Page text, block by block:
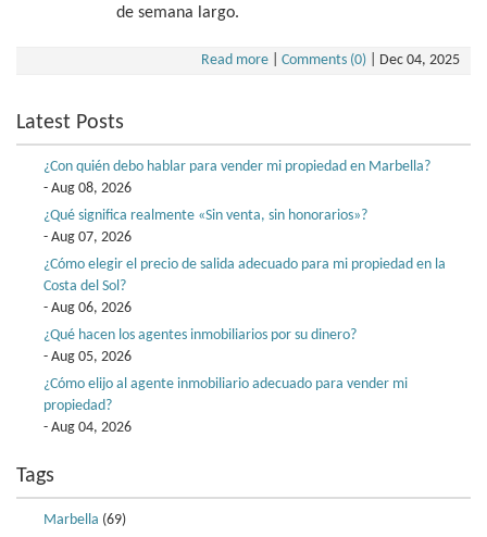
de semana largo.
Read more Comments (0) Dec 04, 2025
Latest Posts
¿Con quién debo hablar para vender mi propiedad en Marbella?
- Aug 08, 2026
¿Qué significa realmente «Sin venta, sin honorarios»?
- Aug 07, 2026
¿Cómo elegir el precio de salida adecuado para mi propiedad en la
Costa del Sol?
- Aug 06, 2026
¿Qué hacen los agentes inmobiliarios por su dinero?
- Aug 05, 2026
¿Cómo elijo al agente inmobiliario adecuado para vender mi
propiedad?
- Aug 04, 2026
Tags
Marbella (69)